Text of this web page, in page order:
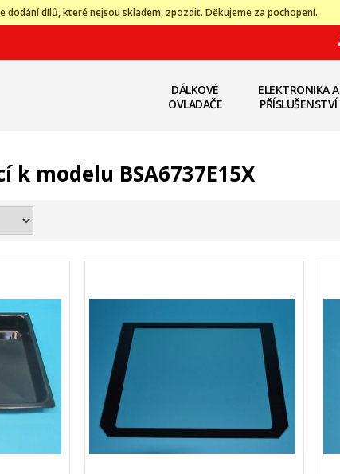
dodání dílů, které nejsou skladem, zpozdit. Děkujeme za pochopení.
DÁLKOVÉ
OVLADAČE
ELEKTRONIKA A
PŘÍSLUŠENSTVÍ
modelu BSA6737E15X